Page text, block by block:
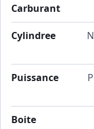
Carburant
Cylindree
Puissance
Boite